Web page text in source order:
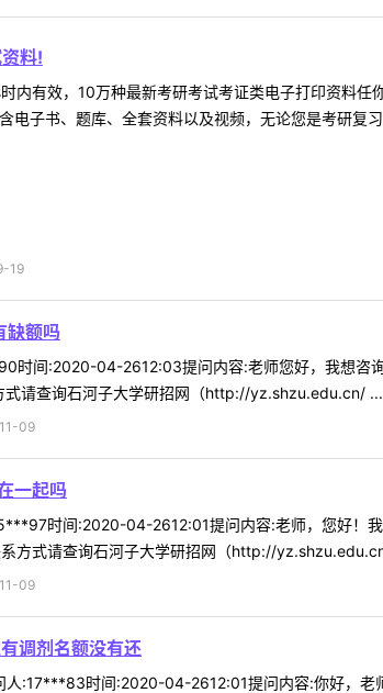
料!
内有效，10万种最新考研考试考证类电子打印资料
电子书、题库、全套资料以及视频，无论您是考研复
19
缺额吗
时间:2020-04-2612:03提问内容:老师您好，我想咨
式请查询石河子大学研招网（http://yz.shzu.edu.cn/ ...
09
一起吗
时间:2020-04-2612:01提问内容:老师，您好！
方式请查询石河子大学研招网（http://
09
调剂名额没有还
:17***83时间:2020-04-2612:01提问内容:你好，